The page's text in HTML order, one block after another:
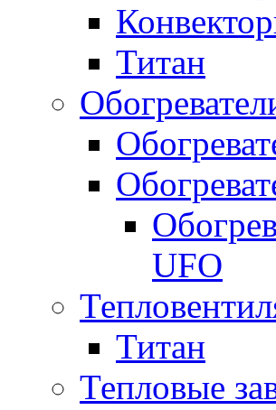
Титан
UFO
Титан
Тепловые